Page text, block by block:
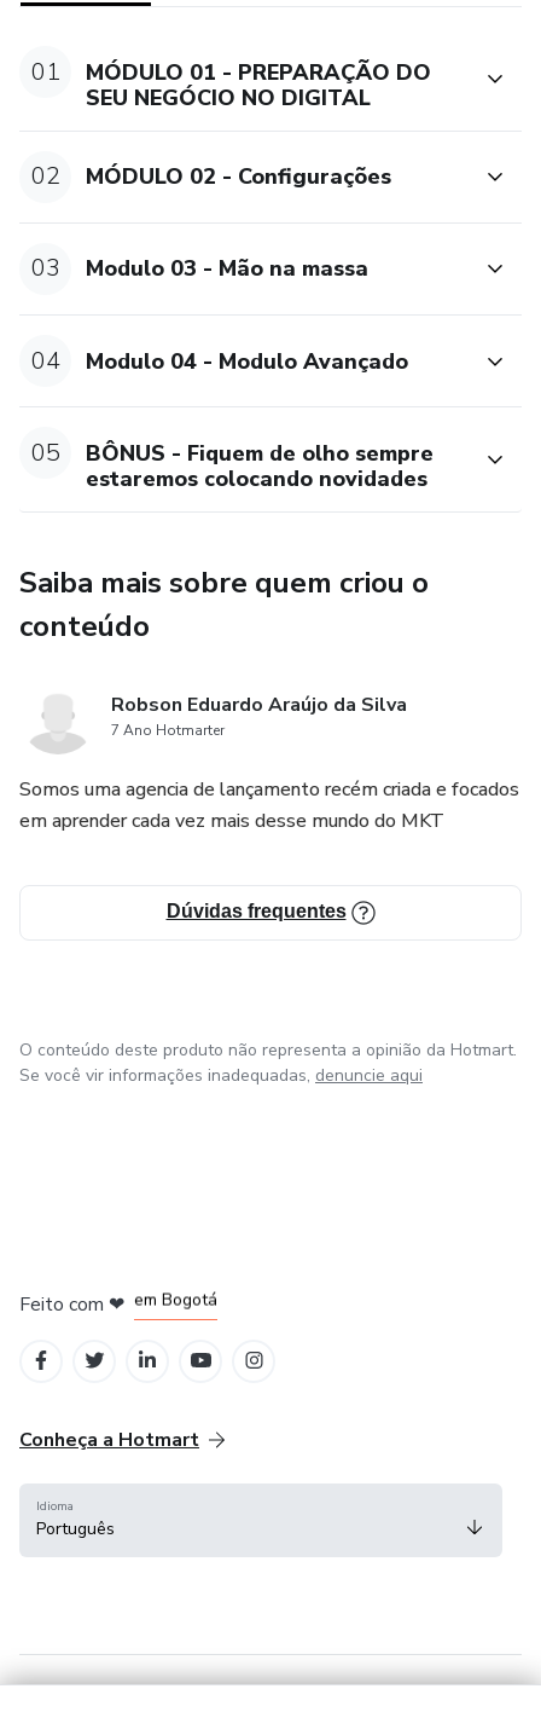
01
MÓDULO 01 - PREPARAÇÃO DO
SEU NEGÓCIO NO DIGITAL
02 MÓDULO 02 - Configurações
03 Modulo 03 - Mão na massa
04 Modulo 04 - Modulo Avançado
05
BÔNUS - Fiquem de olho sempre
estaremos colocando novidades
Saiba mais sobre quem criou o
conteúdo
Robson Eduardo Araújo da Silva
7 Ano Hotmarter
Somos uma agencia de lançamento recém criada e focados
em aprender cada vez mais desse mundo do MKT
Dúvidas frequentes
O conteúdo deste produto não representa a opinião da Hotmart.
Se você vir informações inadequadas, denuncie aqui
Feito com ❤ em Bogotá
Conheça a Hotmart
Idioma
Português